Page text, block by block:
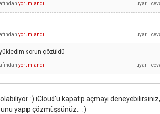
yorumlandı
yorumlandı
sorun çözüldü
yorumlandı
:) iCloud'u kapatıp açmayı deneyebilirsiniz,
yapıp çözmüşsünüz... :)